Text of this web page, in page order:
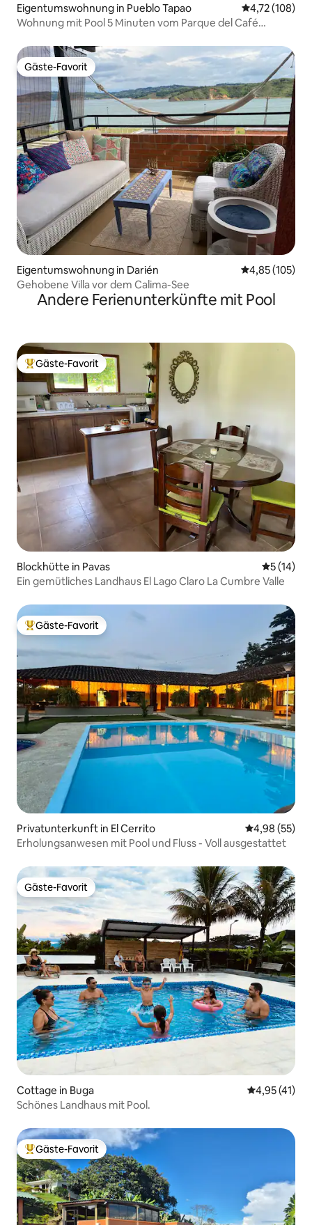
Eigentumswohnung in Pueblo Tapao
4,72 (108)
Wohnung mit Pool 5 Minuten vom Parque del Café
Gäste-Favorit
Gäste-Favorit
Eigentumswohnung in Darién
4,85 (105)
Gehobene Villa vor dem Calima-See
Andere Ferienunterkünfte mit Pool
Beliebter Gäste-Favorit.
Gäste-Favorit
Blockhütte in Pavas
5 (14)
Ein gemütliches Landhaus El Lago Claro La Cumbre Valle
Beliebter Gäste-Favorit.
Gäste-Favorit
Privatunterkunft in El Cerrito
4,98 (55)
Erholungsanwesen mit Pool und Fluss - Voll ausgestattet
Gäste-Favorit
Gäste-Favorit
Cottage in Buga
4,95 (41)
Schönes Landhaus mit Pool.
Beliebter Gäste-Favorit.
Gäste-Favorit